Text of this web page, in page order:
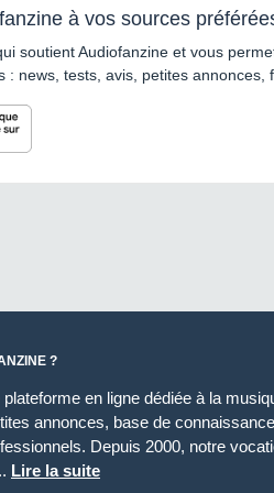
à vos sources
soutient Audiofanzine et vous
: news, tests, avis, petites annonces,
?
en ligne dédiée à la
annonces, base de
Depuis 2000, notre
Lire la suite